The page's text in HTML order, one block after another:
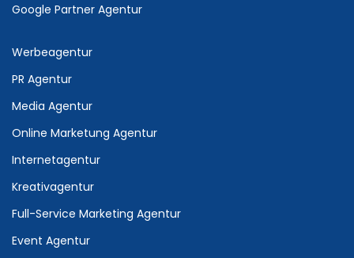
Google Partner Agentur
Werbeagentur
PR Agentur
Media Agentur
Online Marketung Agentur
Internetagentur
Kreativagentur
Full-Service Marketing Agentur
Event Agentur